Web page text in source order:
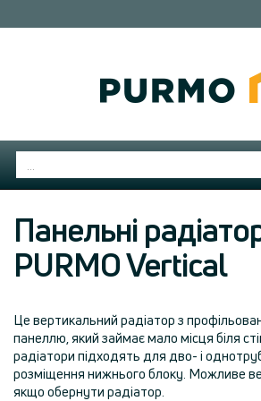
Панельні
PURMO Vertical
Це вертикальний радіатор з
панеллю, який займає мало місця біля
радіатори підходять для дво- і
розміщення нижнього блоку. Можливе
якщо обернути радіатор.